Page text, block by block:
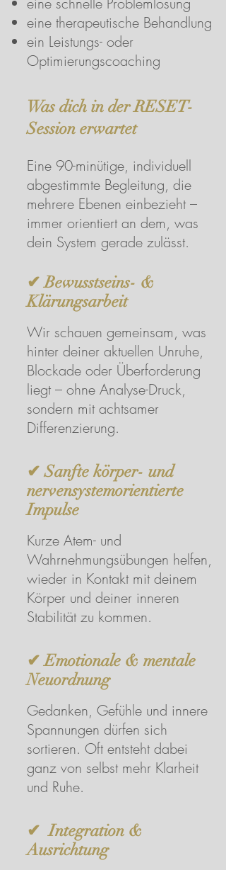
eine therapeutische Behandlung
ein Leistungs- oder
Optimierungscoaching
Was dich in der RESET-
Session erwartet
Eine 90-minütige, individuell
abgestimmte Begleitung, die
mehrere Ebenen einbezieht –
immer orientiert an dem, was
dein System gerade zulässt.
✔ Bewusstseins- &
Klärungsarbeit
Wir schauen gemeinsam, was
hinter deiner aktuellen Unruhe,
Blockade oder Überforderung
liegt – ohne Analyse-Druck,
sondern mit achtsamer
Differenzierung.
✔ Sanfte körper- und
nervensystemorientierte
Impulse
Kurze Atem- und
Wahrnehmungsübungen helfen,
wieder in Kontakt mit deinem
Körper und deiner inneren
Stabilität zu kommen.
✔ Emotionale & mentale
Neuordnung
Gedanken, Gefühle und innere
Spannungen dürfen sich
sortieren. Oft entsteht dabei
ganz von selbst mehr Klarheit
und Ruhe.
✔ Integration &
Ausrichtung